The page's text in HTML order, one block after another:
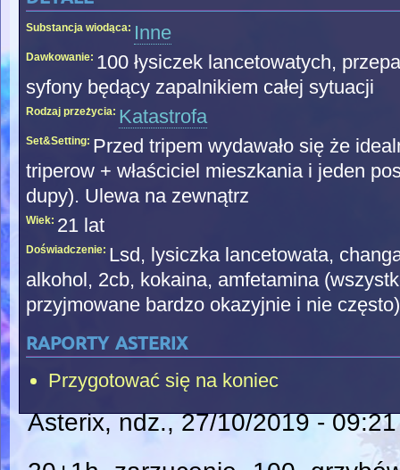
Substancja wiodąca: Inne
Dawkowanie: 100 łysiczek lancetowatych,
syfony będący zapalnikiem całej sytuacji
Rodzaj przeżycia: Katastrofa
Set&Setting: Przed tripem wydawało się że
triperow + właściciel mieszkania i jeden
dupy). Ulewa na zewnątrz
Wiek: 21 lat
Doświadczenie: Lsd, lysiczka lancetowata,
alkohol, 2cb, kokaina, amfetamina
przyjmowane bardzo okazyjnie i nie często)
raporty asterix
Przygotować się na koniec
Asterix, ndz., 27/10/2019 - 09:21